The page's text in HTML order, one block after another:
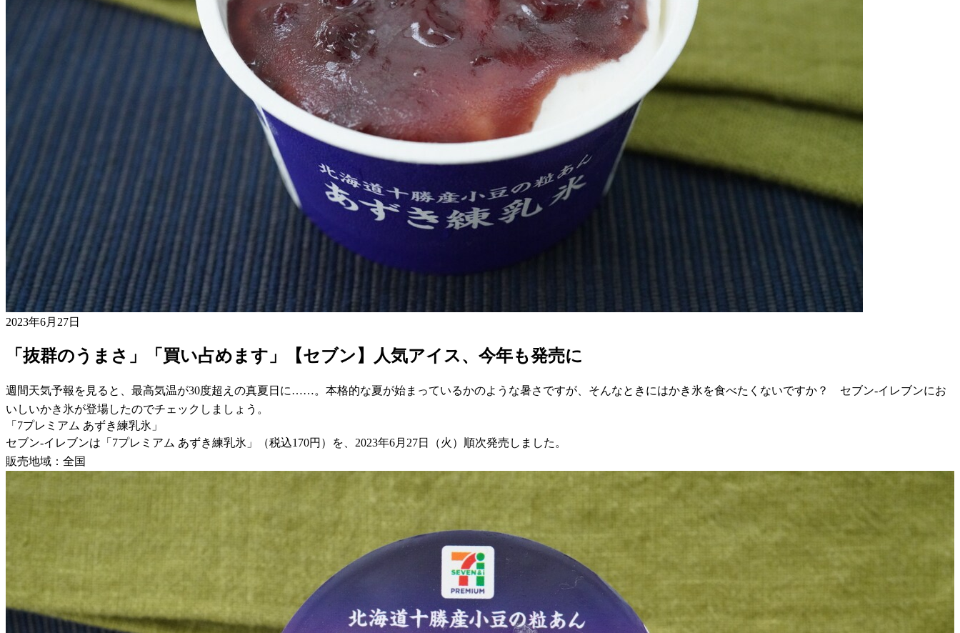
2023年6月27日
「抜群のうまさ」「買い占めます」【セブン】人気アイス、今年も発売に
週間天気予報を見ると、最高気温が30度超えの真夏日に……。本格的な夏が始まっているかのような暑さですが、そんなときにはかき氷を食べたくないですか？ セブン-イレブンにお
いしいかき氷が登場したのでチェックしましょう。
「7プレミアム あずき練乳氷」
セブン-イレブンは「7プレミアム あずき練乳氷」（税込170円）を、2023年6月27日（火）順次発売しました。
販売地域：全国